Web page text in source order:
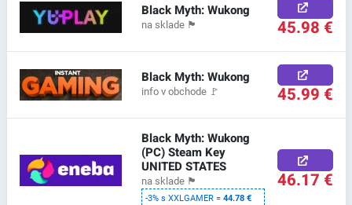
Black Myth: Wukong
na sklade 🏴 45.98 €
Black Myth: Wukong
info v obchode 🚩 45.99 €
Black Myth: Wukong
(PC) Steam Key
UNITED STATES
na sklade 🏴
-3% s XXLGAMER =44.78 €
46.17 €